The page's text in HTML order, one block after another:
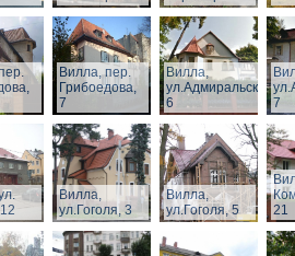
Вилла, пер.
Грибоедова,
7
Вилла,
ул.Адмиральская,
6
7
Вилла,
ул.Гоголя, 3
Вилла,
ул.Гоголя, 5
21